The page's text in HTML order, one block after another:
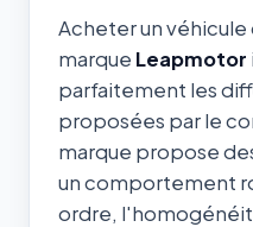
Acheter un
marque Leapmotor
parfaitement les
proposées par le
marque propose
un comportement
ordre,